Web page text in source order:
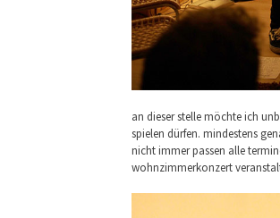
an dieser stelle möchte ich
spielen dürfen. mindestens
nicht immer passen alle
wohnzimmerkonzert